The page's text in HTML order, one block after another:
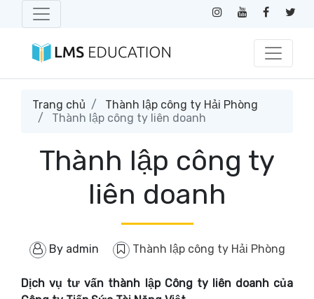
Trang chủ
Thành lập công ty Hải Phòng
Thành lập công ty liên doanh
Thành lập công ty
liên doanh
By admin Thành lập công ty Hải Phòng
Dịch vụ tư vấn thành lập Công ty liên doanh của